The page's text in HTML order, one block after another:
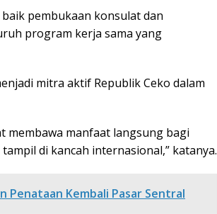
pembukaan konsulat dan
program kerja sama yang
mitra aktif Republik Ceko dalam
membawa manfaat langsung bagi
di kancah internasional,” katanya.
Penataan Kembali Pasar Sentral